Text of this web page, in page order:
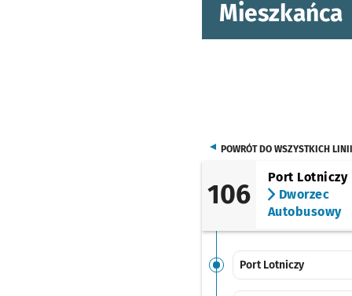
Mieszkańca
POWRÓT DO WSZYSTKICH LINII
106
Port Lotniczy
Dworzec
Autobusowy
Port Lotniczy